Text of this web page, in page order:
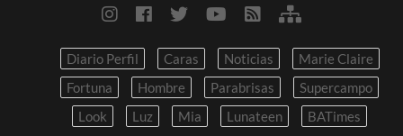
Diario Perfil Caras Noticias
Marie Claire
Fortuna
Hombre Parabrisas
Supercampo
Look
Luz Mia Lunateen BATimes